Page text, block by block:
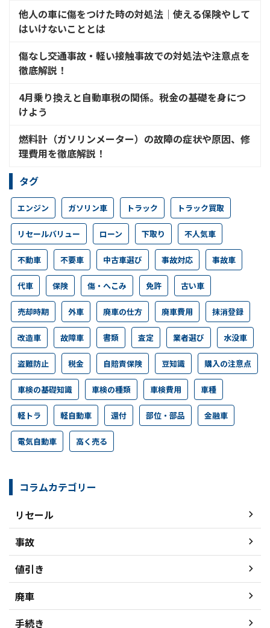
他人の車に傷をつけた時の対処法│使える保険やして
はいけないこととは
傷なし交通事故・軽い接触事故での対処法や注意点を
徹底解説！
4月乗り換えと自動車税の関係。税金の基礎を身につ
けよう
燃料計（ガソリンメーター）の故障の症状や原因、修
理費用を徹底解説！
タグ
エンジン ガソリン車 トラック トラック買取
リセールバリュー ローン 下取り 不人気車
不動車 不要車 中古車選び 事故対応 事故車
代車 保険 傷・へこみ 免許 古い車
売却時期 外車 廃車の仕方 廃車費用 抹消登録
改造車 故障車 書類 査定 業者選び 水没車
盗難防止 税金 自賠責保険 豆知識 購入の注意点
車検の基礎知識 車検の種類 車検費用 車種
軽トラ 軽自動車 還付 部位・部品 金融車
電気自動車 高く売る
コラムカテゴリー
リセール
事故
値引き
廃車
手続き